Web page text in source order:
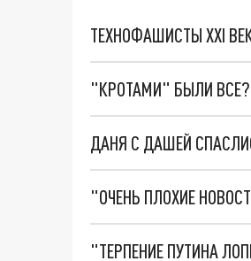
ТЕХНОФАШИСТЫ XXI
"КРОТАМИ" БЫЛИ
ДАНЯ С ДАШЕЙ